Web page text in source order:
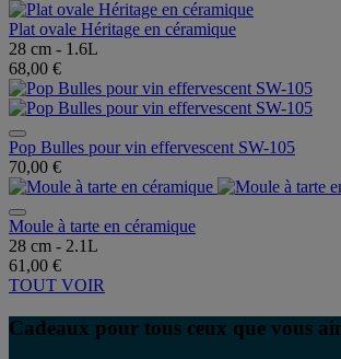
Plat ovale Héritage en céramique
28 cm - 1.6L
68,00 €
Pop Bulles pour vin effervescent SW-105
70,00 €
Moule à tarte en céramique
28 cm - 2.1L
61,00 €
TOUT VOIR
Cadeaux pour tous ceux que vous